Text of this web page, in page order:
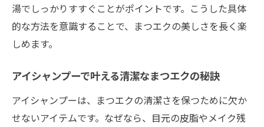
湯でしっかりすすぐことがポイントです。こうした具体
的な方法を意識することで、まつエクの美しさを長く楽
しめます。
アイシャンプーで叶える清潔なまつエクの秘訣
アイシャンプーは、まつエクの清潔さを保つために欠か
せないアイテムです。なぜなら、目元の皮脂やメイク残